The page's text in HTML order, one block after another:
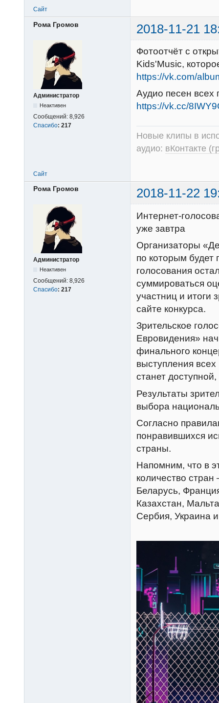
Сайт
Рома Громов 2018-11-21
Администратор
Неактивен
Сообщений: 8,926
Спасибо: 217
Фотоотчёт с
Kids'Music,
https://vk.com/
Аудио песен всех
https://vk.cc/
Новые клипы в
аудио: вКонтакте
Сайт
Рома Громов 2018-11-22
Администратор
Неактивен
Сообщений: 8,926
Спасибо: 217
Интернет-
уже завтра
Организаторы
по которым будет
голосования
суммироваться
участниц и итоги
сайте конкурса.
Зрительское
Евровидения»
финального
выступления всех
станет
Результаты
выбора
Согласно
понравившихся
страны.
Напомним, что в
количество
Беларусь,
Казахстан,
Сербия, Украина